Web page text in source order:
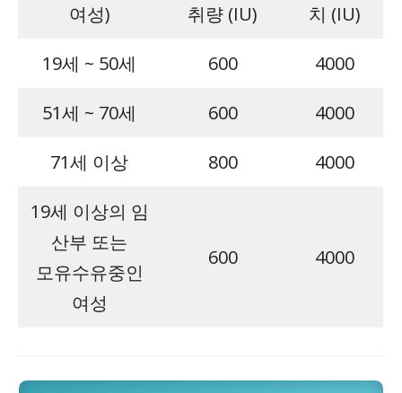
여성)
취량 (IU)
치 (IU)
19세 ~ 50세 600 4000
51세 ~ 70세 600 4000
71세 이상 800 4000
19세 이상의 임
산부 또는
모유수유중인
여성
600 4000